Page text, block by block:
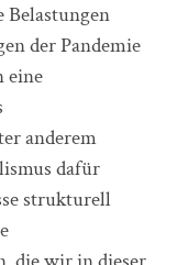
Belastungen
der Pandemie
eine
anderem
dafür
strukturell